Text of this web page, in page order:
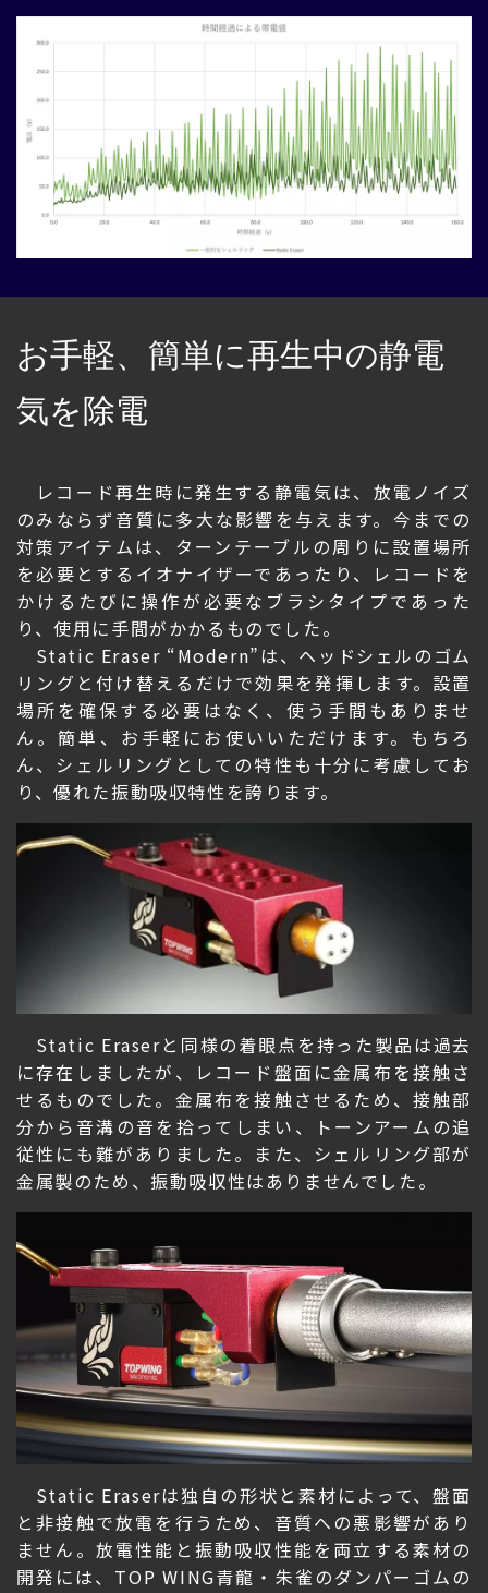
お手軽、簡単に再生中の静電
気を除電
レコード再生時に発生する静電気は、放電ノイズ
のみならず音質に多大な影響を与えます。今までの
対策アイテムは、ターンテーブルの周りに設置場所
を必要とするイオナイザーであったり、レコードを
かけるたびに操作が必要なブラシタイプであった
り、使用に手間がかかるものでした。
Static Eraser “Modern”は、ヘッドシェルのゴム
リングと付け替えるだけで効果を発揮します。設置
場所を確保する必要はなく、使う手間もありませ
ん。簡単、お手軽にお使いいただけます。もちろ
ん、シェルリングとしての特性も十分に考慮してお
り、優れた振動吸収特性を誇ります。
Static Eraserと同様の着眼点を持った製品は過去
に存在しましたが、レコード盤面に金属布を接触さ
せるものでした。金属布を接触させるため、接触部
分から音溝の音を拾ってしまい、トーンアームの追
従性にも難がありました。また、シェルリング部が
金属製のため、振動吸収性はありませんでした。
Static Eraserは独自の形状と素材によって、盤面
と非接触で放電を行うため、音質への悪影響があり
ません。放電性能と振動吸収性能を両立する素材の
開発には、TOP WING青龍・朱雀のダンパーゴムの